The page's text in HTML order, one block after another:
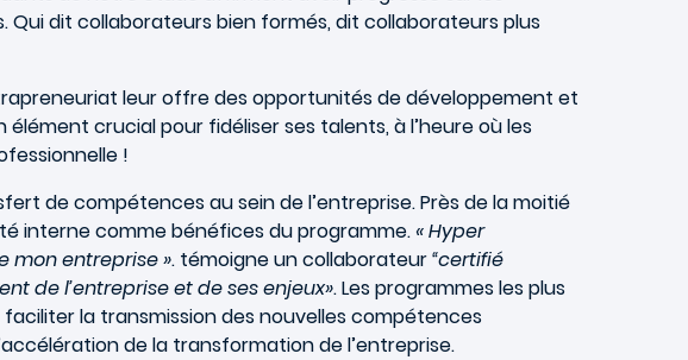
dit collaborateurs bien formés, dit collaborateurs plus
leur offre des opportunités de développement et
crucial pour fidéliser ses talents, à l’heure où les
!
de compétences au sein de l’entreprise. Près de la moitié
interne comme bénéfices du programme.« Hyper
mon entreprise ». témoigne un collaborateur“certifié
de l’entreprise et de ses enjeux». Les programmes les plus
la transmission des nouvelles compétences
de la transformation de l’entreprise.